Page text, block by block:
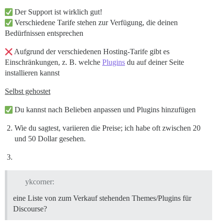
Der Support ist wirklich gut!
Verschiedene Tarife stehen zur Verfügung, die deinen
Bedürfnissen entsprechen
Aufgrund der verschiedenen Hosting-Tarife gibt es
Einschränkungen, z. B. welche Plugins du auf deiner Seite
installieren kannst
Selbst gehostet
Du kannst nach Belieben anpassen und Plugins hinzufügen
Wie du sagtest, variieren die Preise; ich habe oft zwischen 20
und 50 Dollar gesehen.
ykcorner:
eine Liste von zum Verkauf stehenden Themes/Plugins für
Discourse?